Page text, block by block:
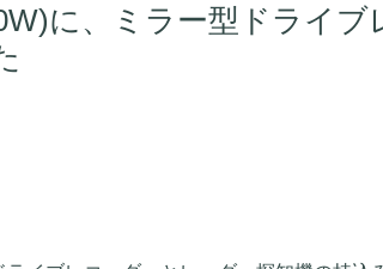
に、ミラー型ドライ